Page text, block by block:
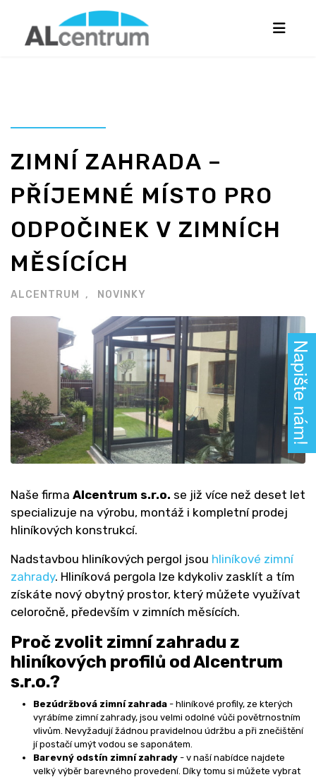
ZIMNÍ ZAHRADA –
PŘÍJEMNÉ MÍSTO PRO
ODPOČINEK V ZIMNÍCH
MĚSÍCÍCH
ALCENTRUM NOVINKY
Naše firma Alcentrum s.r.o. se již více než deset let
specializuje na výrobu, montáž i kompletní prodej
hliníkových konstrukcí.
Nadstavbou hliníkových pergol jsou hliníkové zimní
zahrady. Hliníková pergola lze kdykoliv zasklít a tím
získáte nový obytný prostor, který můžete využívat
celoročně, především v zimních měsících.
Proč zvolit zimní zahradu z
hliníkových profilů od Alcentrum
s.r.o.?
Bezúdržbová zimní zahrada - hliníkové profily, ze kterých
vyrábíme zimní zahrady, jsou velmi odolné vůči povětrnostním
vlivům. Nevyžadují žádnou pravidelnou údržbu a při znečištění
jí postačí umýt vodou se saponátem.
Barevný odstín zimní zahrady - v naší nabídce najdete
velký výběr barevného provedení. Díky tomu si můžete vybrat
Napište nám!